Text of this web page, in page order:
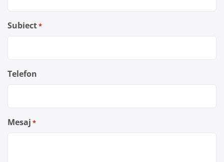
Subiect*
Telefon
Mesaj *